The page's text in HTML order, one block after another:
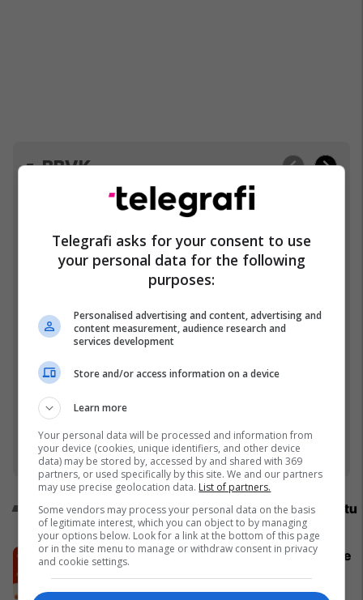
BBVK
Dolce flet menjëherë pas finales: Kam pasur
shumë kritika, e di shumë mirë ku jetojmë, i prisja
Promo Reklamo këtu
Dy kombinime perfekte për tryezën e
Burger King
Telegrafi asks for your consent to use
your personal data for the following
purposes:
Personalised advertising and content, advertising and
content measurement, audience research and
services development
Store and/or access information on a device
Learn more
Your personal data will be processed and information from
your device (cookies, unique identifiers, and other device
data) may be stored by, accessed by and shared with 369
partners, or used specifically by this site. We and our partners
may use precise geolocation data. List of partners.
Some vendors may process your personal data on the basis
of legitimate interest, which you can object to by managing
your options below. Look for a link at the bottom of this page
or in the site menu to manage or withdraw consent in privacy
and cookie settings.